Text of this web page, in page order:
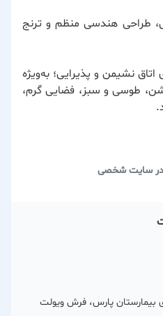
طراحی هندسی منظم و ترنج
اتاق نشیمن و پذیرایی؛ به‌ویژه
طوسی و سبز، فضایی گرم،
سایت شخصی
بیمارستان پارس، فرش ویولت